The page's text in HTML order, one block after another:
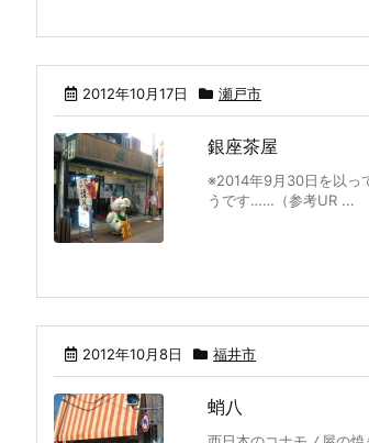
2012年10月17日 瀬戸市
銀座茶屋
※2014年9月30日を以っ
うです……（参考UR ...
2012年10月8日 福井市
蛸八